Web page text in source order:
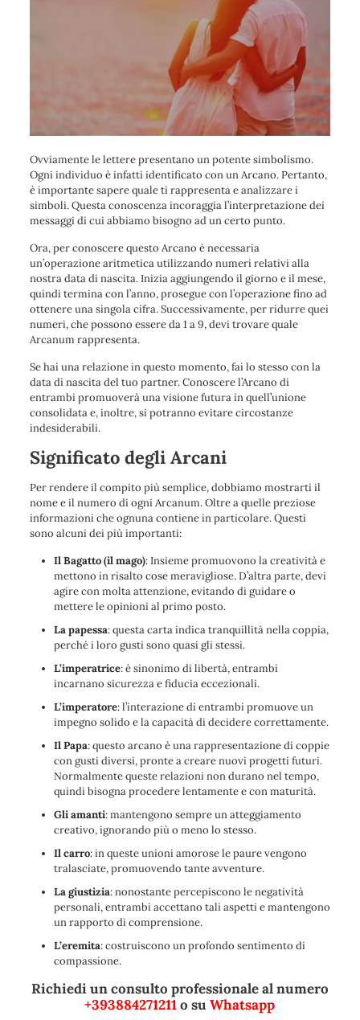
Ovviamente le lettere presentano un potente simbolismo.
Ogni individuo è infatti identificato con un Arcano. Pertanto,
è importante sapere quale ti rappresenta e analizzare i
simboli. Questa conoscenza incoraggia l’interpretazione dei
messaggi di cui abbiamo bisogno ad un certo punto.
Ora, per conoscere questo Arcano è necessaria
un’operazione aritmetica utilizzando numeri relativi alla
nostra data di nascita. Inizia aggiungendo il giorno e il mese,
quindi termina con l’anno, prosegue con l’operazione fino ad
ottenere una singola cifra. Successivamente, per ridurre quei
numeri, che possono essere da 1 a 9, devi trovare quale
Arcanum rappresenta.
Se hai una relazione in questo momento, fai lo stesso con la
data di nascita del tuo partner. Conoscere l’Arcano di
entrambi promuoverà una visione futura in quell’unione
consolidata e, inoltre, si potranno evitare circostanze
indesiderabili.
Significato degli Arcani
Per rendere il compito più semplice, dobbiamo mostrarti il ​​
nome e il numero di ogni Arcanum. Oltre a quelle preziose
informazioni che ognuna contiene in particolare. Questi
sono alcuni dei più importanti:
Il Bagatto (il mago): Insieme promuovono la creatività e
mettono in risalto cose meravigliose. D’altra parte, devi
agire con molta attenzione, evitando di guidare o
mettere le opinioni al primo posto.
La papessa: questa carta indica tranquillità nella coppia,
perché i loro gusti sono quasi gli stessi.
L’imperatrice: è sinonimo di libertà, entrambi
incarnano sicurezza e fiducia eccezionali.
L’imperatore: l’interazione di entrambi promuove un
impegno solido e la capacità di decidere correttamente.
Il Papa: questo arcano è una rappresentazione di coppie
con gusti diversi, pronte a creare nuovi progetti futuri.
Normalmente queste relazioni non durano nel tempo,
quindi bisogna procedere lentamente e con maturità.
Gli amanti: mantengono sempre un atteggiamento
creativo, ignorando più o meno lo stesso.
Il carro: in queste unioni amorose le paure vengono
tralasciate, promuovendo tante avventure.
La giustizia: nonostante percepiscono le negatività
personali, entrambi accettano tali aspetti e mantengono
un rapporto di comprensione.
L’eremita: costruiscono un profondo sentimento di
compassione.
Richiedi un consulto professionale al numero
+393884271211o suWhatsapp